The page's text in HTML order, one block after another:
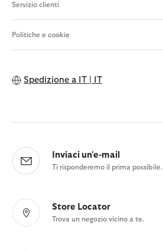
Servizio clienti
Politiche e cookie
Spedizione a IT | IT
Inviaci un'e-mail
Ti risponderemo il prima possibile.
Store Locator
Trova un negozio vicino a te.